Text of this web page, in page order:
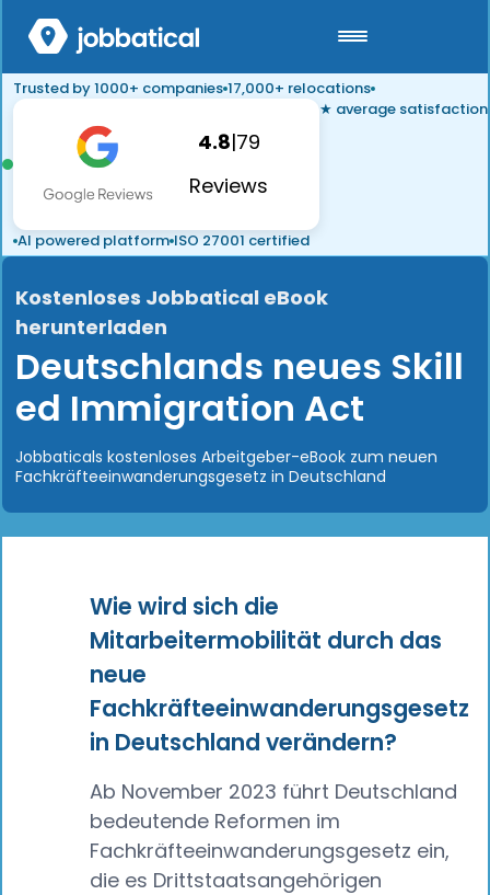
Trusted by 1000+ companies 17,000+ relocations
4.8|79
Reviews
★ average satisfaction
AI powered platform ISO 27001 certified
Kostenloses Jobbatical eBook
herunterladen
Deutschlands neues Skill
ed Immigration Act
Jobbaticals kostenloses Arbeitgeber-eBook zum neuen
Fachkräfteeinwanderungsgesetz in Deutschland
Wie wird sich die
Mitarbeitermobilität durch das
neue
Fachkräfteeinwanderungsgesetz
in Deutschland verändern?
Ab November 2023 führt Deutschland
bedeutende Reformen im
Fachkräfteeinwanderungsgesetz ein,
die es Drittstaatsangehörigen